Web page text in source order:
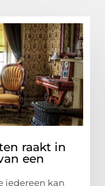
raakt in
een
iedereen kan